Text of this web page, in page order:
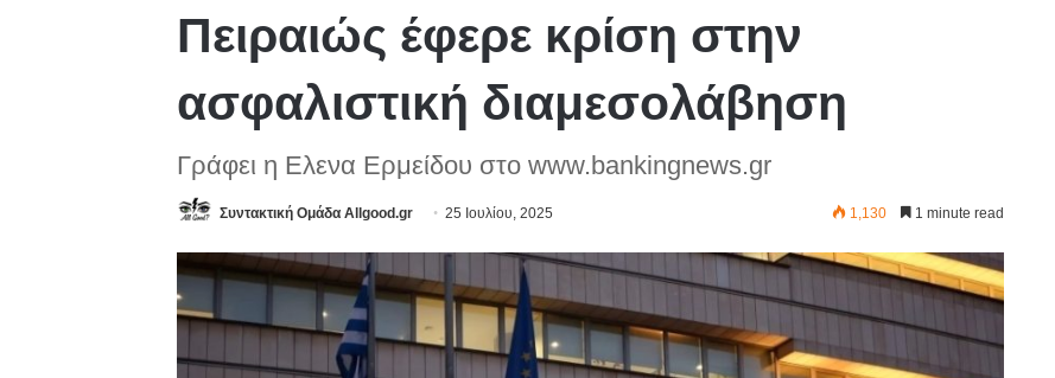
Πειραιώς έφερε κρίση στην
ασφαλιστική διαμεσολάβηση
Γράφει η Ελενα Ερμείδου στο www.bankingnews.gr
Συντακτική Ομάδα Allgood.gr 25 Ιουλίου, 2025 1,130 1 minute read